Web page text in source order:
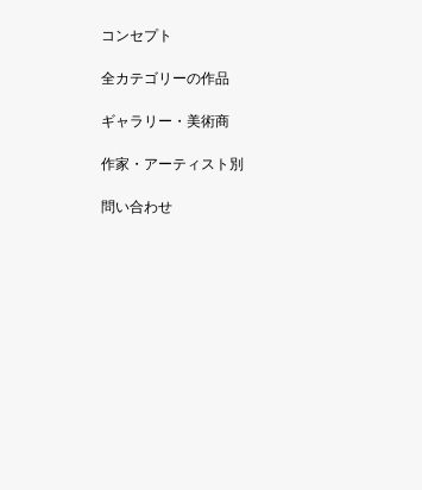
コンセプト
全カテゴリーの作品
ギャラリー・美術商
作家・アーティスト別
問い合わせ